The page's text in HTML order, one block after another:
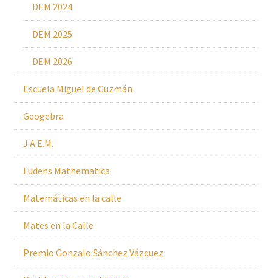
DEM 2024
DEM 2025
DEM 2026
Escuela Miguel de Guzmán
Geogebra
J.A.E.M.
Ludens Mathematica
Matemáticas en la calle
Mates en la Calle
Premio Gonzalo Sánchez Vázquez